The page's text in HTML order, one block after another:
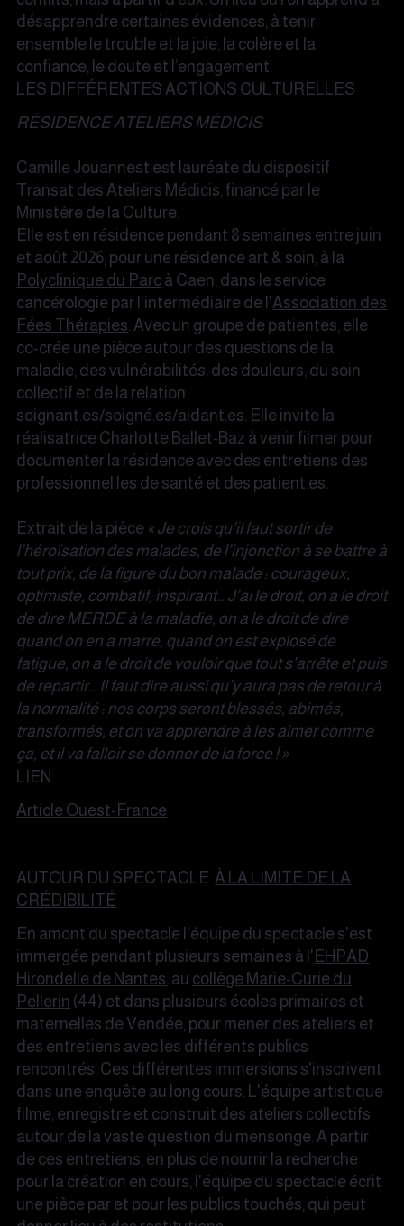
désapprendre certaines évidences, à tenir
ensemble le trouble et la joie, la colère et la
confiance, le doute et l’engagement.
LES DIFFÉRENTES ACTIONS CULTURELLES
RÉSIDENCE ATELIERS MÉDICIS
Camille Jouannest est lauréate du dispositif
Transat des Ateliers Médicis, financé par le
Ministère de la Culture.
Elle est en résidence pendant 8 semaines entre juin
et août 2026, pour une résidence art & soin, à la
Polyclinique du Parc à Caen, dans le service
cancérologie par l'intermédiaire de l'Association des
Fées Thérapies. Avec un groupe de patientes, elle
co-crée une pièce autour des questions de la
maladie, des vulnérabilités, des douleurs, du soin
collectif et de la relation
soignant.es/soigné.es/aidant.es. Elle invite la
réalisatrice Charlotte Ballet-Baz à venir filmer pour
documenter la résidence avec des entretiens des
professionnel.les de santé et des patient.es.
Extrait de la pièce « Je crois qu’il faut sortir de
l’héroïsation des malades, de l’injonction à se battre à
tout prix, de la figure du bon malade : courageux,
optimiste, combatif, inspirant… J’ai le droit, on a le droit
de dire MERDE à la maladie, on a le droit de dire
quand on en a marre, quand on est explosé de
fatigue, on a le droit de vouloir que tout s’arrête et puis
de repartir… Il faut dire aussi qu’y aura pas de retour à
la normalité : nos corps seront blessés, abimés,
transformés, et on va apprendre à les aimer comme
ça, et il va falloir se donner de la force ! »
LIEN
Article Ouest-France
AUTOUR DU SPECTACLEÀ LA LIMITE DE LA
CRÉDIBILITÉ
En amont du spectacle l'équipe du spectacle s'est
immergée pendant plusieurs semaines à l' EHPAD
Hirondelle de Nantes, au collège Marie-Curie du
Pellerin (44) et dans plusieurs écoles primaires et
maternelles de Vendée, pour mener des ateliers et
des entretiens avec les différents publics
rencontrés. Ces différentes immersions s'inscrivent
dans une enquête au long cours. L'équipe artistique
filme, enregistre et construit des ateliers collectifs
autour de la vaste question du mensonge. A partir
de ces entretiens, en plus de nourrir la recherche
pour la création en cours, l'équipe du spectacle écrit
une pièce par et pour les publics touchés, qui peut